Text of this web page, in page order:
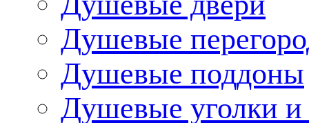
Душевые
Душевые поддоны
Душевые уголки и